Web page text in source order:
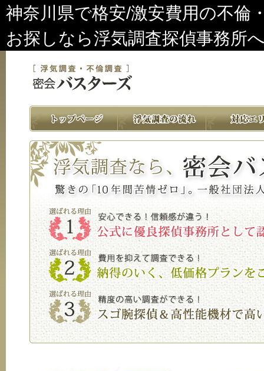
神奈川県で格安/激安費用の不倫
お探しなら浮気調査探偵事務所